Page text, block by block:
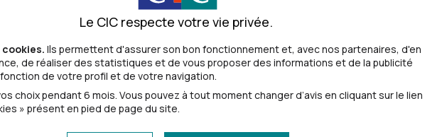
) inclut une franchise de 15, 30 ou 90 joursselon vos souhaits de couverture.
une dépression ou une fatigue nerveuse, une affection psychiatrique ou
ces pathologies.
Le CIC respecte votre vie privée.
Ils permettent d'assurer son bon fonctionnement et, avec nos partenaires, d'en
de réaliser des statistiques et de vous proposer des informations et de la publicité
de votre profil et de votre navigation.
choix pendant 6 mois. Vous pouvez à tout moment changer d’avis en cliquant sur le lien
» présent en pied de page du site.